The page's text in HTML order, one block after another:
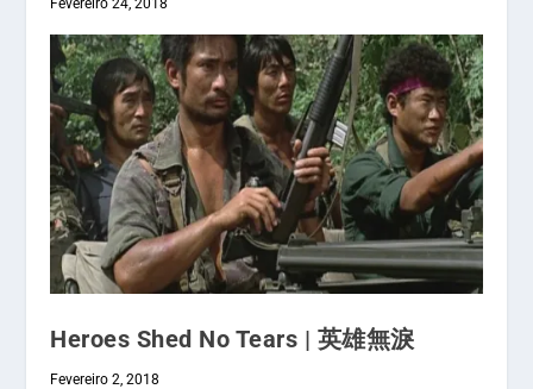
Fevereiro 24, 2018
Heroes Shed No Tears | 英雄無淚
Fevereiro 2, 2018